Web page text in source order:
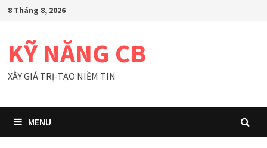
Skip
content
8 Tháng 8, 2026
KỸ NĂNG CB
XÂY GIÁ TRỊ-TẠO NIỀM TIN
MENU